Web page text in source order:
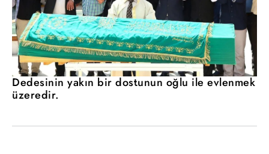
Dedesinin yakın bir dostunun oğlu ile evlenmek
üzeredir.